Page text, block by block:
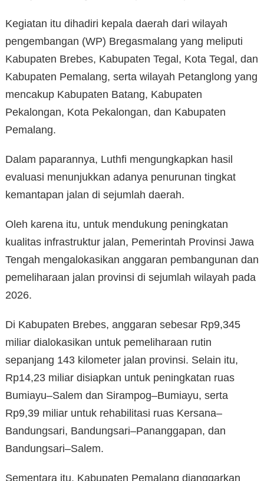
Kegiatan itu dihadiri kepala daerah dari wilayah
pengembangan (WP) Bregasmalang yang meliputi
Kabupaten Brebes, Kabupaten Tegal, Kota Tegal, dan
Kabupaten Pemalang, serta wilayah Petanglong yang
mencakup Kabupaten Batang, Kabupaten
Pekalongan, Kota Pekalongan, dan Kabupaten
Pemalang.
Dalam paparannya, Luthfi mengungkapkan hasil
evaluasi menunjukkan adanya penurunan tingkat
kemantapan jalan di sejumlah daerah.
Oleh karena itu, untuk mendukung peningkatan
kualitas infrastruktur jalan, Pemerintah Provinsi Jawa
Tengah mengalokasikan anggaran pembangunan dan
pemeliharaan jalan provinsi di sejumlah wilayah pada
2026.
Di Kabupaten Brebes, anggaran sebesar Rp9,345
miliar dialokasikan untuk pemeliharaan rutin
sepanjang 143 kilometer jalan provinsi. Selain itu,
Rp14,23 miliar disiapkan untuk peningkatan ruas
Bumiayu–Salem dan Sirampog–Bumiayu, serta
Rp9,39 miliar untuk rehabilitasi ruas Kersana–
Bandungsari, Bandungsari–Pananggapan, dan
Bandungsari–Salem.
Sementara itu, Kabupaten Pemalang dianggarkan